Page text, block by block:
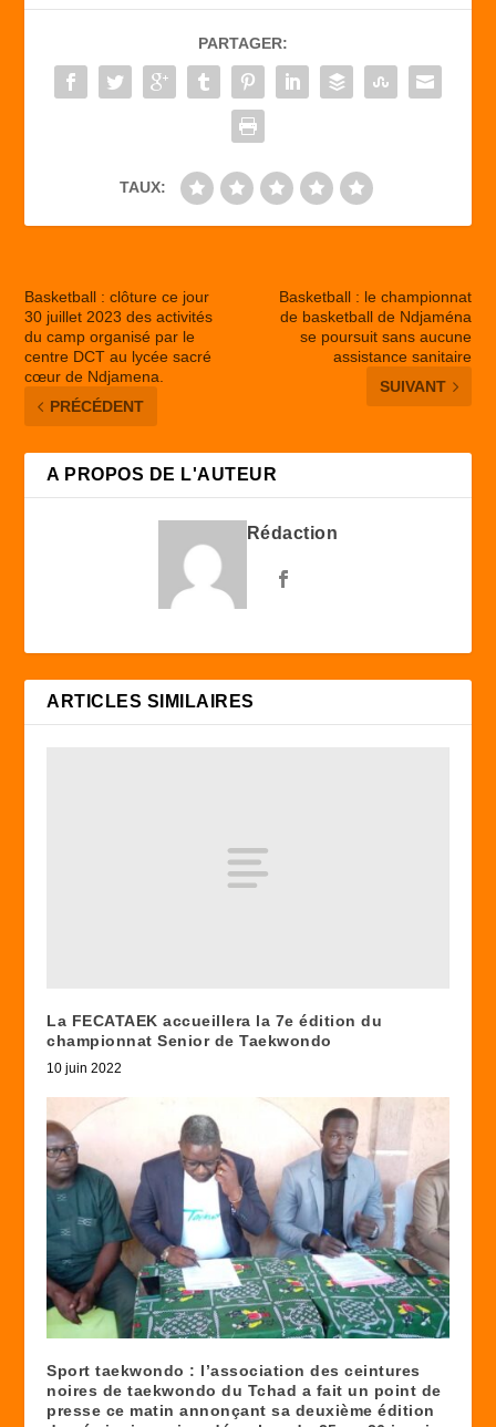
b
o
o
d
o
n
er
PARTAGER:
TAUX:
Basketball : clôture ce jour
30 juillet 2023 des activités
du camp organisé par le
centre DCT au lycée sacré
cœur de Ndjamena.
PRÉCÉDENT
Basketball : le championnat
de basketball de Ndjaména
se poursuit sans aucune
assistance sanitaire
SUIVANT
A PROPOS DE L'AUTEUR
Rédaction
ARTICLES SIMILAIRES
La FECATAEK accueillera la 7e édition du
championnat Senior de Taekwondo
10 juin 2022
Sport taekwondo : l’association des ceintures
noires de taekwondo du Tchad a fait un point de
presse ce matin annonçant sa deuxième édition